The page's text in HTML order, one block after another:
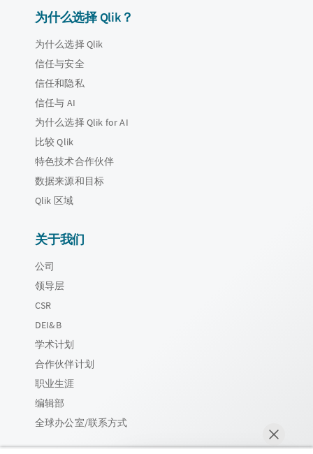
为什么选择 Qlik？
为什么选择 Qlik
信任与安全
信任和隐私
信任与 AI
为什么选择 Qlik for AI
比较 Qlik
特色技术合作伙伴
数据来源和目标
Qlik 区域
关于我们
公司
领导层
CSR
DEI&B
学术计划
合作伙伴计划
职业生涯
编辑部
全球办公室/联系方式